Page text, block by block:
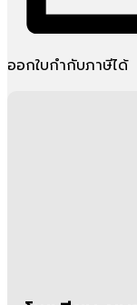
ออกใบกำกับภาษีได้